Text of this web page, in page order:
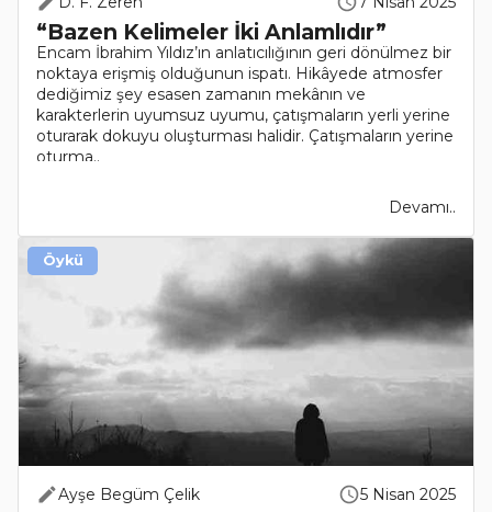
“Bazen Kelimeler İki Anlamlıdır”
Encam İbrahim Yıldız’ın anlatıcılığının geri dönülmez bir
noktaya erişmiş olduğunun ispatı. Hikâyede atmosfer
dediğimiz şey esasen zamanın mekânın ve
karakterlerin uyumsuz uyumu, çatışmaların yerli yerine
oturarak dokuyu oluşturması halidir. Çatışmaların yerine
oturma..
Devamı..
Ayşe Begüm Çelik 5 Nisan 2025
Öykü